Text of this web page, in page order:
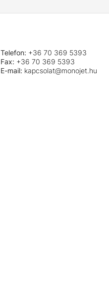
Telefon: +36 70 369 5393
Fax: +36 70 369 5393
E-mail: kapcsolat@monojet.hu